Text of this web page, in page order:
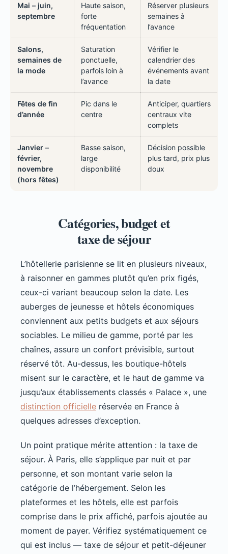
Mai – juin,
septembre
Haute saison,
forte
fréquentation
Réserver plusieurs
semaines à
l’avance
Salons,
semaines de
la mode
Saturation
ponctuelle,
parfois loin à
l’avance
Vérifier le
calendrier des
événements avant
la date
Fêtes de fin
d’année
Pic dans le
centre
Anticiper, quartiers
centraux vite
complets
Janvier –
février,
novembre
(hors fêtes)
Basse saison,
large
disponibilité
Décision possible
plus tard, prix plus
doux
Catégories, budget et
taxe de séjour
L’hôtellerie parisienne se lit en plusieurs niveaux,
à raisonner en gammes plutôt qu’en prix figés,
ceux-ci variant beaucoup selon la date. Les
auberges de jeunesse et hôtels économiques
conviennent aux petits budgets et aux séjours
sociables. Le milieu de gamme, porté par les
chaînes, assure un confort prévisible, surtout
réservé tôt. Au-dessus, les boutique-hôtels
misent sur le caractère, et le haut de gamme va
jusqu’aux établissements classés « Palace », une
distinction officielle réservée en France à
quelques adresses d’exception.
Un point pratique mérite attention : la taxe de
séjour. À Paris, elle s’applique par nuit et par
personne, et son montant varie selon la
catégorie de l’hébergement. Selon les
plateformes et les hôtels, elle est parfois
comprise dans le prix affiché, parfois ajoutée au
moment de payer. Vérifiez systématiquement ce
qui est inclus — taxe de séjour et petit-déjeuner